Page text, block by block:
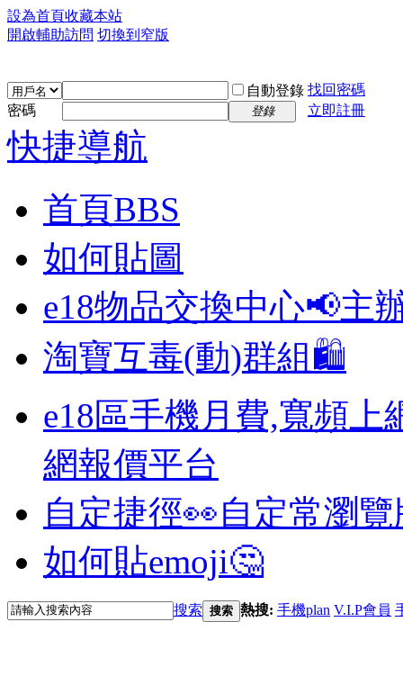
設為首頁收藏本站
開啟輔助訪問 切換到窄版
自動登錄 找回密碼
密碼
登錄 立即註冊
快捷導航
首頁BBS
如何貼圖
e18物品交換中心📢主
淘寶互毒(動)群組🛍️
e18區手機月費,寬頻上
網報價平台
自定捷徑👀自定常瀏
如何貼emoji🤔
搜索 搜索 熱搜: 手機plan V.I.P會員